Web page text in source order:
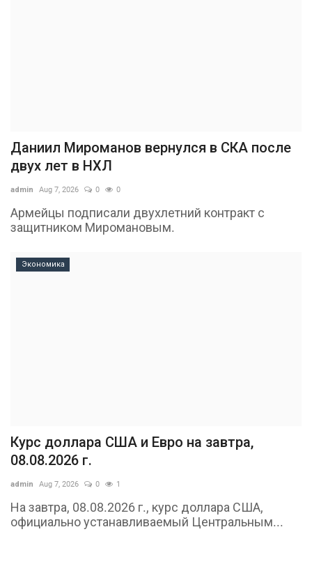
Даниил Мироманов вернулся в СКА после
двух лет в НХЛ
admin Aug 7, 2026 0 0
Армейцы подписали двухлетний контракт с
защитником Миромановым.
Экономика
Курс доллара США и Евро на завтра,
08.08.2026 г.
admin Aug 7, 2026 0 1
На завтра, 08.08.2026 г., курс доллара США,
официально устанавливаемый Центральным...